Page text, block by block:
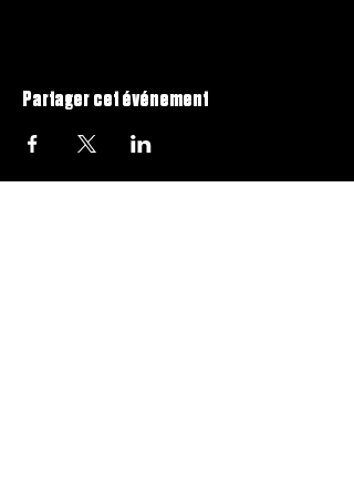
Partager cet événement